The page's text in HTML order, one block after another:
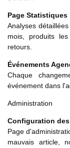
Page Statistiques
Analyses
mois, produits
retours.
Événements
Chaque
événement dans
Administration
Configuration
Page
mauvais article,